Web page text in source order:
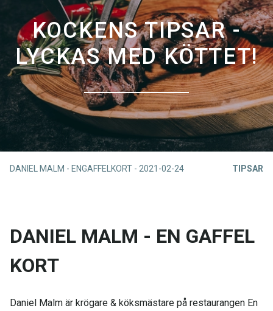
KOCKENS TIPSAR -
LYCKAS MED KÖTTET!
DANIEL MALM - ENGAFFELKORT - 2021-02-24 TIPSAR
DANIEL MALM - EN GAFFEL
KORT
Daniel Malm är krögare & köksmästare på restaurangen En